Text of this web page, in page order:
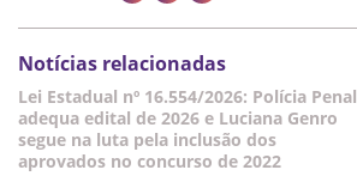
Notícias relacionadas
Lei Estadual nº 16.554/2026: Polícia Penal
adequa edital de 2026 e Luciana Genro
segue na luta pela inclusão dos
aprovados no concurso de 2022